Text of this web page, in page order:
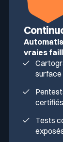
vraies
surface
Tests